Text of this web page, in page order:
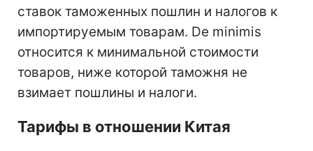
ставок таможенных пошлин и налогов к
импортируемым товарам. De minimis
относится к минимальной стоимости
товаров, ниже которой таможня не
взимает пошлины и налоги.
Тарифы в отношении Китая